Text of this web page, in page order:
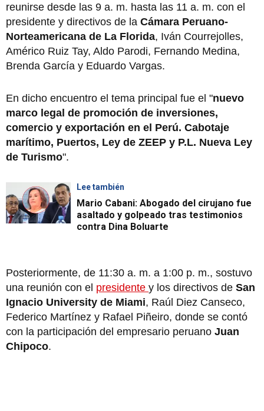
reunirse desde las 9 a. m. hasta las 11 a. m. con el
presidente y directivos de la Cámara Peruano-
Norteamericana de La Florida, Iván Courrejolles,
Américo Ruiz Tay, Aldo Parodi, Fernando Medina,
Brenda García y Eduardo Vargas.
En dicho encuentro el tema principal fue el "nuevo
marco legal de promoción de inversiones,
comercio y exportación en el Perú. Cabotaje
marítimo, Puertos, Ley de ZEEP y P.L. Nueva Ley
de Turismo".
Lee también
Mario Cabani: Abogado del cirujano fue
asaltado y golpeado tras testimonios
contra Dina Boluarte
Posteriormente, de 11:30 a. m. a 1:00 p. m., sostuvo
una reunión con el presidente y los directivos de San
Ignacio University de Miami, Raúl Diez Canseco,
Federico Martínez y Rafael Piñeiro, donde se contó
con la participación del empresario peruano Juan
Chipoco.